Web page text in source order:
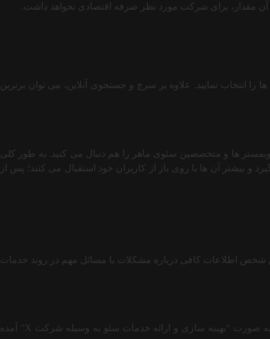
مقدار، برای شرکت مورد نظر صرفه اقتصادی نخواهد داشت.
انتخاب نمایید. علاوه بر سرچ و جستجوی آنلاین، می توان برترین
وبمستر ها و متخصصین سئوی ماهر را هم دنبال می کنید. به طور کلی
و بیشتر آن ها با روی باز از کاربران خود استقبال می کنند؛ پس از
شخص اطلاعات کافی درباره مشکلات یا مسائل مهم در روند خدمات
با جستجو ساده کلمه کلیدی درون‌ گوگل، می توانید به راحتی با وب سایت هایی آشنا بشوید که احتمالا اسم شرکت سئو آن ها در زیر فوتر به صورت “بهینه سازی و ارائه خدمات سئو به وسیله شرکت X” آمده